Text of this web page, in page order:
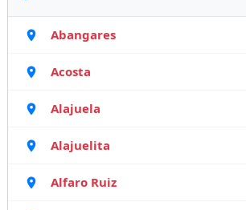
Abangares
Acosta
Alajuela
Alajuelita
Alfaro Ruiz